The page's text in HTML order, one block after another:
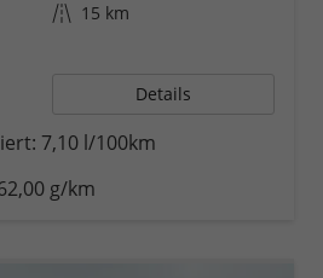
Kilometerstand 15 km
Details
7,10 l/100km
g/km